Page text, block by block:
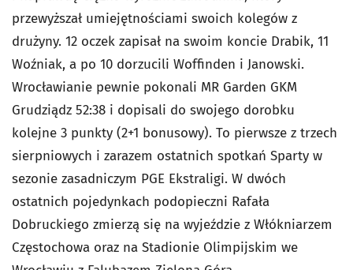
przewyższał umiejętnościami swoich kolegów z
drużyny. 12 oczek zapisał na swoim koncie Drabik, 11
Woźniak, a po 10 dorzucili Woffinden i Janowski.
Wrocławianie pewnie pokonali MR Garden GKM
Grudziądz 52:38 i dopisali do swojego dorobku
kolejne 3 punkty (2+1 bonusowy). To pierwsze z trzech
sierpniowych i zarazem ostatnich spotkań Sparty w
sezonie zasadniczym PGE Ekstraligi. W dwóch
ostatnich pojedynkach podopieczni Rafała
Dobruckiego zmierzą się na wyjeździe z Włókniarzem
Częstochowa oraz na Stadionie Olimpijskim we